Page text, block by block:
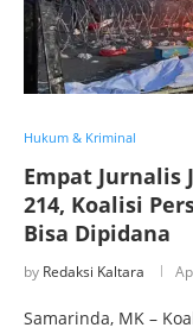
Hukum & Kriminal
Empat Jurnalis
214, Koalisi
Bisa Dipidana
by Redaksi Kaltara
Samarinda, MK –